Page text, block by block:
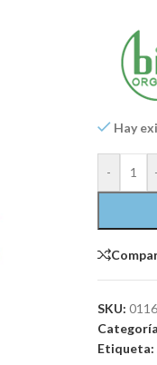
Hay
-
SKU:
Etiqueta: